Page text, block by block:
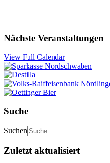
Nächste Veranstaltungen
View Full Calendar
Suche
Suchen
Zuletzt aktualisiert